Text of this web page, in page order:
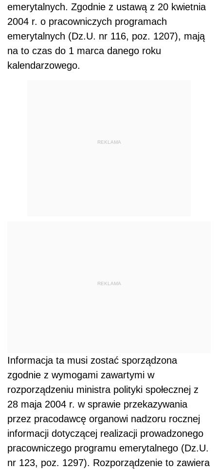
emerytalnych. Zgodnie z ustawą z 20 kwietnia
2004 r. o pracowniczych programach
emerytalnych (Dz.U. nr 116, poz. 1207), mają
na to czas do 1 marca danego roku
kalendarzowego.
REKLAMA
REKLAMA
Informacja ta musi zostać sporządzona
zgodnie z wymogami zawartymi w
rozporządzeniu ministra polityki społecznej z
28 maja 2004 r. w sprawie przekazywania
przez pracodawcę organowi nadzoru rocznej
informacji dotyczącej realizacji prowadzonego
pracowniczego programu emerytalnego (Dz.U.
nr 123, poz. 1297). Rozporządzenie to zawiera